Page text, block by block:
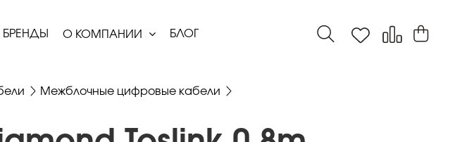
БРЕНДЫ О КОМПАНИИ БЛОГ
Межблочные цифровые кабели